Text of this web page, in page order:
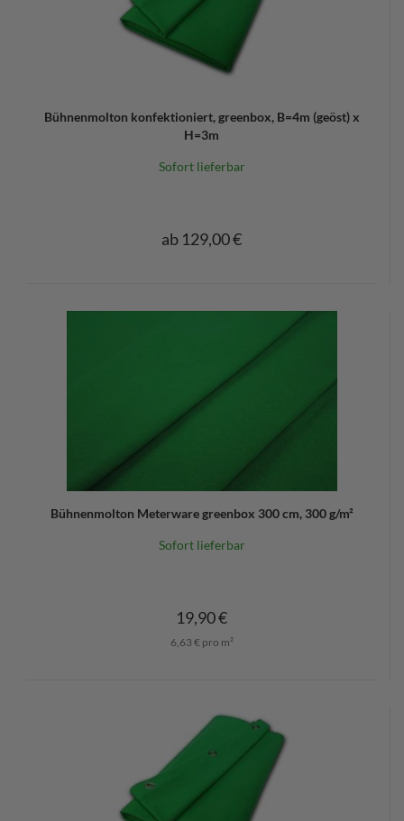
Bühnenmolton konfektioniert, greenbox, B=4m (geöst) x
H=3m
Sofort lieferbar
ab 129,00 €
Bühnenmolton Meterware greenbox 300 cm, 300 g/m²
Sofort lieferbar
19,90 €
6,63 € pro m²